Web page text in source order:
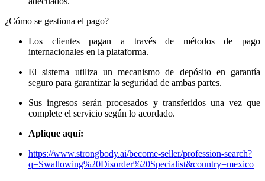
¿Cómo se gestiona el pago?
Los clientes pagan a través de métodos de pago
internacionales en la plataforma.
El sistema utiliza un mecanismo de depósito en garantía
seguro para garantizar la seguridad de ambas partes.
Sus ingresos serán procesados ​​y transferidos una vez que
complete el servicio según lo acordado.
Aplique aquí:
https://www.strongbody.ai/become-seller/profession-search?
q=Swallowing%20Disorder%20Specialist&country=mexico